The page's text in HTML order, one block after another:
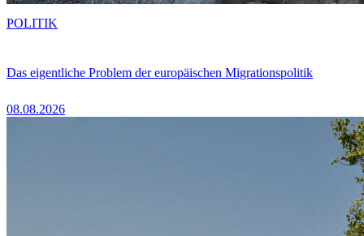
Das eigentliche Problem der europäischen Migrationspolitik
08.08.2026
POLITIK